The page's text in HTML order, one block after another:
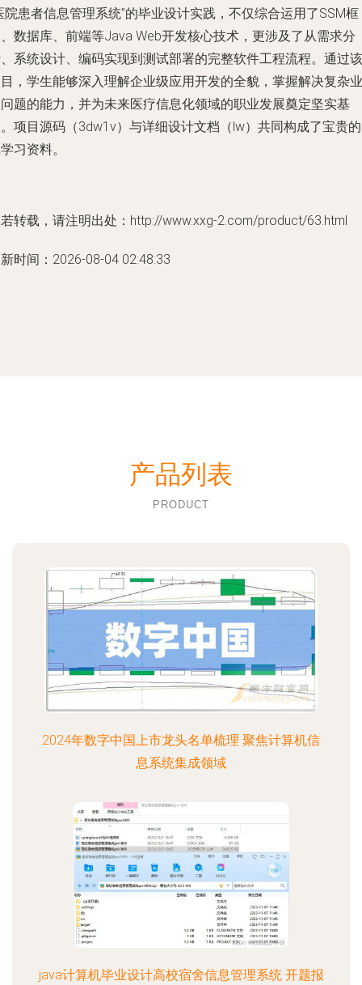
院患者信息管理系统”的毕业设计实践，不仅综合运用了SSM框
数据库、前端等Java Web开发核心技术，更涉及了从需求分
系统设计、编码实现到测试部署的完整软件工程流程。通过该
，学生能够深入理解企业级应用开发的全貌，掌握解决复杂业
题的能力，并为未来医疗信息化领域的职业发展奠定坚实基
项目源码（3dw1v）与详细设计文档（lw）共同构成了宝贵
习资料。
转载，请注明出处：http://www.xxg-2.com/product/63.html
时间：2026-08-04 02:48:33
产品列表
PRODUCT
2024年数字中国上市龙头名单梳理 聚焦计算机信
息系统集成领域
java计算机毕业设计高校宿舍信息管理系统 开题报